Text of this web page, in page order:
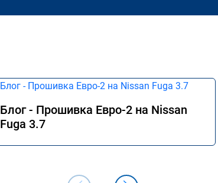
Блог - Прошивка Евро-2 на Nissan
Fuga 3.7